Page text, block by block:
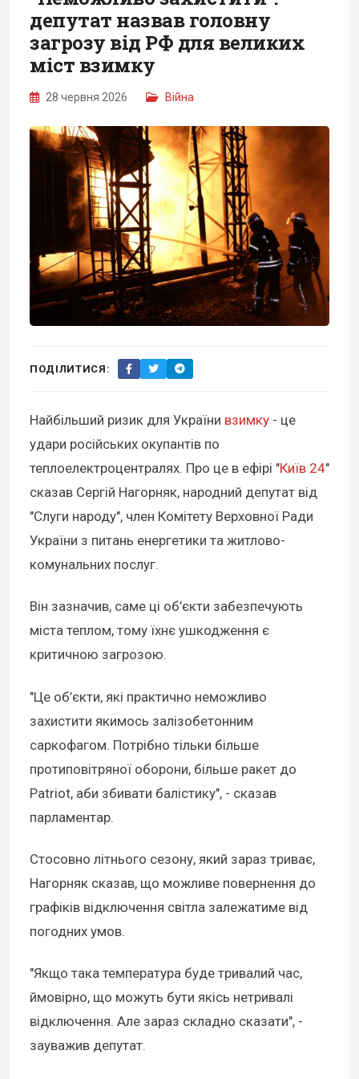
депутат назвав головну
загрозу від РФ для великих
міст взимку
28 червня 2026 Війна
ПОДІЛИТИСЯ:
Найбільший ризик для України взимку - це
удари російських окупантів по
теплоелектроцентралях. Про це в ефірі "Київ 24"
сказав Сергій Нагорняк, народний депутат від
"Слуги народу", член Комітету Верховної Ради
України з питань енергетики та житлово-
комунальних послуг.
Він зазначив, саме ці об’єкти забезпечують
міста теплом, тому їхнє ушкодження є
критичною загрозою.
"Це об’єкти, які практично неможливо
захистити якимось залізобетонним
саркофагом. Потрібно тільки більше
протиповітряної оборони, більше ракет до
Patriot, аби збивати балістику", - сказав
парламентар.
Стосовно літнього сезону, який зараз триває,
Нагорняк сказав, що можливе повернення до
графіків відключення світла залежатиме від
погодних умов.
"Якщо така температура буде тривалий час,
ймовірно, що можуть бути якісь нетривалі
відключення. Але зараз складно сказати", -
зауважив депутат.